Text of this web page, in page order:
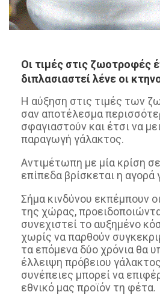
Οι τιμές στις ζωοτροφές
διπλασιαστεί λένε οι
Η αύξηση στις τιμές των
σαν αποτέλεσμα
σφαγιαστούν και έτσι να
παραγωγή γάλακτος.
Αντιμέτωπη με μία κρίση
επίπεδα βρίσκεται η αγορά
Σήμα κινδύνου εκπέμπουν
της χώρας,
συνεχιστεί το αυξημένο
χωρίς να παρθούν
τα επόμενα δύο χρόνια θα
έλλειψη πρόβειου
συνέπειες μπορεί να
εθνικό μας προϊόν τη φέτα.